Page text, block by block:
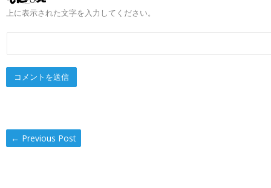
上に表示された文字を入力してください。
← Previous Post